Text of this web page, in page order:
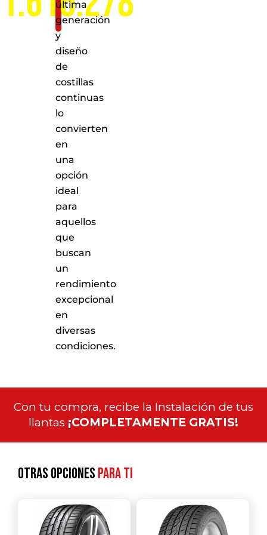
última
generación
y
diseño
de
costillas
continuas
lo
convierten
en
una
opción
ideal
para
aquellos
que
buscan
un
rendimiento
excepcional
en
diversas
condiciones.
Con tu compra, recibe la Instalación de tus
llantas ¡COMPLETAMENTE GRATIS!
Otras opcionespara ti